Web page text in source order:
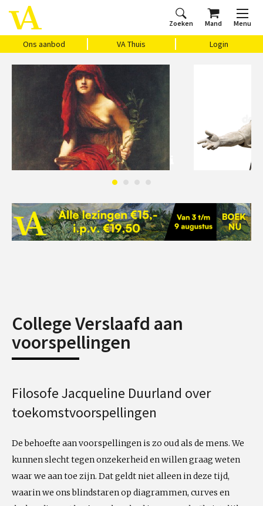
Zoeken Mand Menu
Ons aanbod VA Thuis Login
Home
Ons aanbod
Agenda
VAthuis
Over ons
Vragen?
Cadeaubon
College Verslaafd aan
voorspellingen
Filosofe Jacqueline Duurland over
toekomstvoorspellingen
De behoefte aan voorspellingen is zo oud als de mens. We
kunnen slecht tegen onzekerheid en willen graag weten
waar we aan toe zijn. Dat geldt niet alleen in deze tijd,
waarin we ons blindstaren op diagrammen, curves en